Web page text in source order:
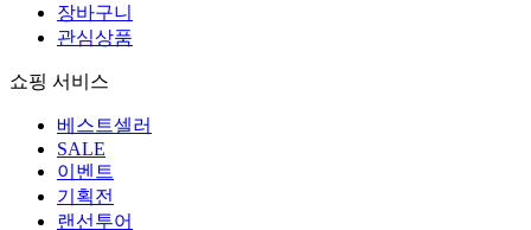
장바구니
관심상품
쇼핑 서비스
베스트셀러
SALE
이벤트
기획전
랜선투어